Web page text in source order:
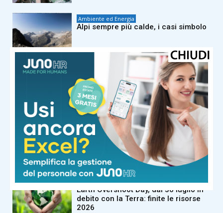
Ambiente ed Energia
Alpi sempre più calde, i casi simbolo
Incendi Italia, in sette mesi più di
1070 grandi roghi boschivi
Ambiente ed Energia
Natura, 1.048 le aree protette in Italia
Ambiente ed Energia
Earth Overshoot Day, dal 30 luglio in
debito con la Terra: finite le risorse
2026